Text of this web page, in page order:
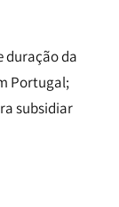
duração da
Portugal;
subsidiar